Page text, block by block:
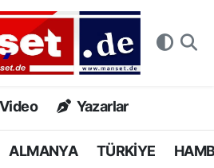
Video Yazarlar
ALMANYA TÜRKİYE